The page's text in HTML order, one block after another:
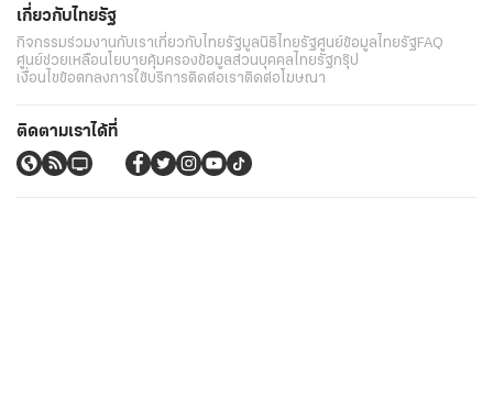
เกี่ยวกับไทยรัฐ
กิจกรรมร่วมงานกับเราเกี่ยวกับไทยรัฐมูลนิธิไทยรัฐศูนย์ข้อมูลไทยรัฐ FAQ
ศูนย์ช่วยเหลือนโยบายคุ้มครองข้อมูลส่วนบุคคลไทยรัฐกรุ๊ป
เงื่อนไขข้อตกลงการใช้บริการติดต่อเราติดต่อโฆษณา
ติดตามเราได้ที่